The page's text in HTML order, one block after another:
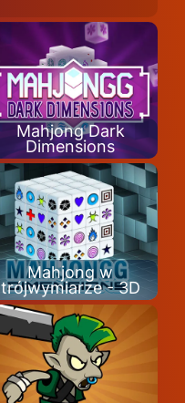
Mahjong Dark
Dimensions
Mahjong w
trójwymiarze - 3D